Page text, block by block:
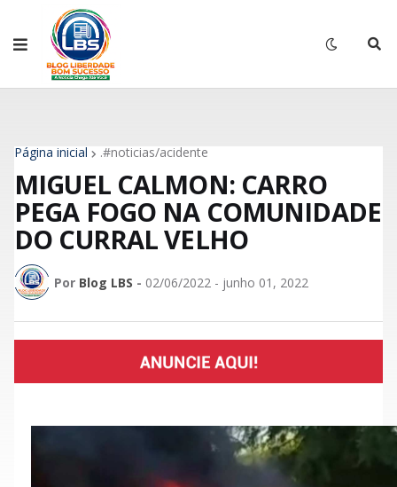
Página inicial .#noticias/acidente
MIGUEL CALMON: CARRO
PEGA FOGO NA COMUNIDADE
DO CURRAL VELHO
Por Blog LBS - 02/06/2022 - junho 01, 2022